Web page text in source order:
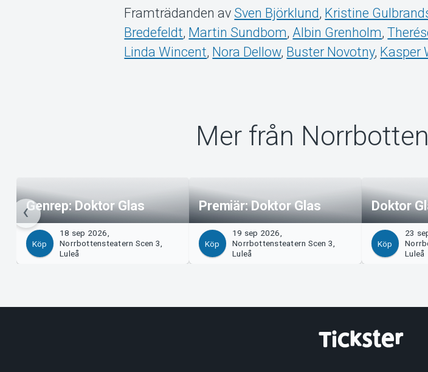
Framträdanden av Sven Björklund, Kristine
Bredefeldt, Martin Sundbom,Albin Grenholm,
Linda Wincent, Nora Dellow, Buster Novotny, Kasper
Mer från
Genrep: Doktor Glas
Köp
18 sep 2026,
Norrbottensteatern Scen 3,
Luleå
Premiär: Doktor Glas
Köp
19 sep 2026,
Norrbottensteatern Scen 3,
Luleå
Doktor
Köp
23
Luleå